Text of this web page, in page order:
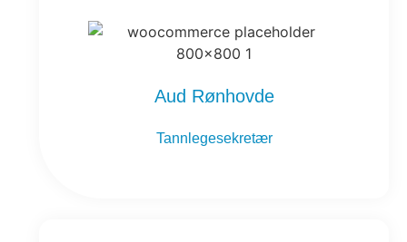
Aud Rønhovde
Tannlegesekretær